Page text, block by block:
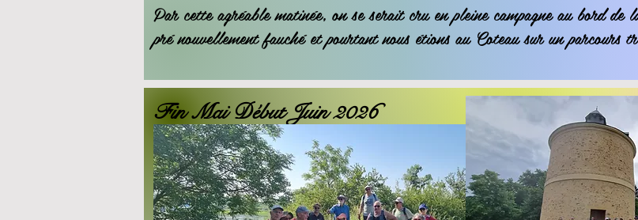
Par cette agréable matinée, on se serait cru en pleine campagne au bord
pré nouvellement fauché et pourtant nous étions au Coteau sur un parcours
Fin Mai Début Juin 2026